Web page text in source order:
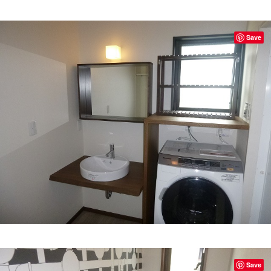
Save
Save